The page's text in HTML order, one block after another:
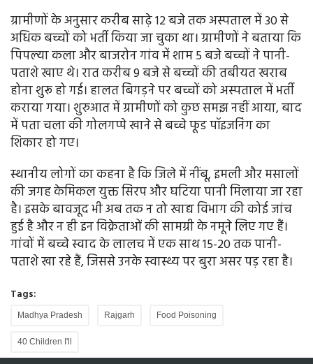
ग्रामीणों के अनुसार करीब साढ़े 12 बजे तक अस्पताल में 30 से
अधिक बच्चों को भर्ती किया जा चुका था। ग्रामीणों ने बताया कि
पिपल्या कला और बाजरोन गांव में शाम 5 बजे बच्चों ने पानी-
पताशे खाए थे। रात करीब 9 बजे से बच्चों की तबीयत खराब
होना शुरू हो गई। हालत बिगड़ने पर बच्चों को अस्पताल में भर्ती
कराया गया। शुरुआत में ग्रामीणों को कुछ समझ नहीं आया, बाद
में पता चला की गोलगप्पे खाने से बच्चे फूड पॉइजनिंग का
शिकार हो गए।
स्थानीय लोगों का कहना है कि जिले में नींबू, इमली और मसालों
की जगह केमिकल युक्त सिरप और घटिया पानी मिलाया जा रहा
है। इसके बावजूद भी अब तक न तो खाद्य विभाग की कोई जांच
हुई है और न ही इन विक्रेताओं की सामग्री के नमूने लिए गए हैं।
गांवों में बच्चे स्वाद के लालच में एक साथ 15-20 तक पानी-
पताशे खा रहे हैं, जिससे उनके स्वास्थ्य पर बुरा असर पड़ रहा है।
Tags:
Madhya Pradesh Rajgarh Food Poisoning
40 Children I'll